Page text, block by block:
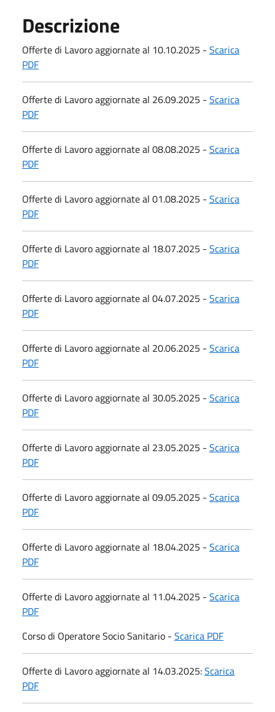
Descrizione
Offerte di Lavoro aggiornate al 10.10.2025 - Scarica
PDF
Offerte di Lavoro aggiornate al 26.09.2025 - Scarica
PDF
Offerte di Lavoro aggiornate al 08.08.2025 - Scarica
PDF
Offerte di Lavoro aggiornate al 01.08.2025 - Scarica
PDF
Offerte di Lavoro aggiornate al 18.07.2025 - Scarica
PDF
Offerte di Lavoro aggiornate al 04.07.2025 - Scarica
PDF
Offerte di Lavoro aggiornate al 20.06.2025 - Scarica
PDF
Offerte di Lavoro aggiornate al 30.05.2025 - Scarica
PDF
Offerte di Lavoro aggiornate al 23.05.2025 - Scarica
PDF
Offerte di Lavoro aggiornate al 09.05.2025 - Scarica
PDF
Offerte di Lavoro aggiornate al 18.04.2025 - Scarica
PDF
Offerte di Lavoro aggiornate al 11.04.2025 - Scarica
PDF
Corso di Operatore Socio Sanitario - Scarica PDF
Offerte di Lavoro aggiornate al 14.03.2025:Scarica
PDF